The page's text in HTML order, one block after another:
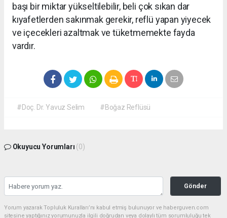
başı bir miktar yükseltilebilir, beli çok sıkan dar
kıyafetlerden sakınmak gerekir, reflü yapan yiyecek
ve içecekleri azaltmak ve tüketmemekte fayda
vardır.
#Doç. Dr. Yavuz Selim #Boğaz Reflüsü
Okuyucu Yorumları (0)
Gönder
Yorum yazarak Topluluk Kuralları’nı kabul etmiş bulunuyor ve haberguven.com
sitesine yaptığınız yorumunuzla ilgili doğrudan veya dolaylı tüm sorumluluğu tek